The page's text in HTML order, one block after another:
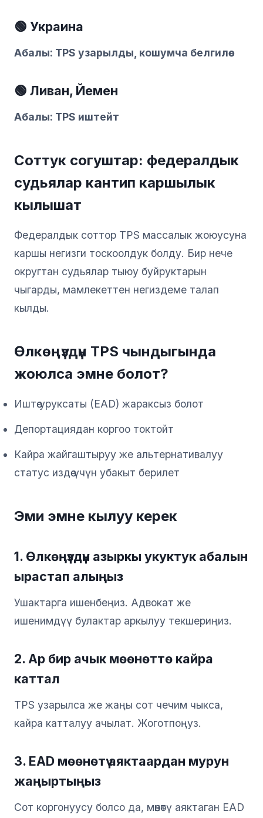
🟢 Украина
Абалы: TPS узарылды, кошумча белгилөө
🟢 Ливан, Йемен
Абалы: TPS иштейт
Соттук согуштар: федералдык
судьялар кантип каршылык
кылышат
Федералдык соттор TPS массалык жоюусуна
каршы негизги тоскоолдук болду. Бир нече
округтан судьялар тыюу буйруктарын
чыгарды, мамлекеттен негиздеме талап
кылды.
Өлкөңүздүн TPS чындыгында
жоюлса эмне болот?
Иштөө уруксаты (EAD) жараксыз болот
Депортациядан коргоо токтойт
Кайра жайгаштыруу же альтернативалуу
статус издөө үчүн убакыт берилет
Эми эмне кылуу керек
1. Өлкөңүздүн азыркы укуктук абалын
ырастап алыңыз
Ушактарга ишенбеңиз. Адвокат же
ишенимдүү булактар аркылуу текшериңиз.
2. Ар бир ачык мөөнөттө кайра
каттал
TPS узарылса же жаңы сот чечим чыкса,
кайра катталуу ачылат. Жоготпоңуз.
3. EAD мөөнөтү аяктаардан мурун
жаңыртыңыз
Сот коргонуусу болсо да, мөөнөтү аяктаган EAD